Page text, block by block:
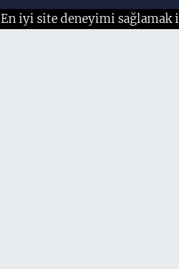
En iyi site deneyimi sağlamak